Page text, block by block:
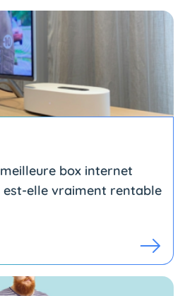
box internet
elle vraiment rentable